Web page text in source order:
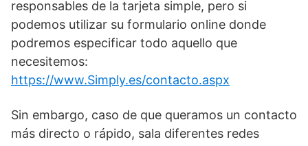
responsables de la tarjeta simple, pero si
podemos utilizar su formulario online donde
podremos especificar todo aquello que
necesitemos:
https://www.Simply.es/contacto.aspx
Sin embargo, caso de que queramos un contacto
más directo o rápido, sala diferentes redes